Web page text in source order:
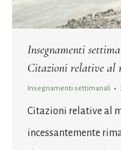
Insegnamenti
Citazioni relative al
Insegnamenti settimanali
Citazioni relative al
incessantemente